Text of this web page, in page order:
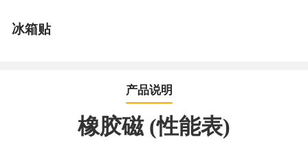
冰箱贴
产品说明
橡胶磁(性能表)